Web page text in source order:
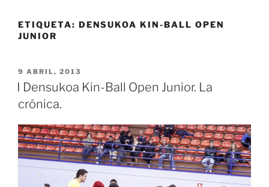
ETIQUETA: DENSUKOA KIN-BALL OPEN
JUNIOR
PUBLICADO
EL
9 ABRIL, 2013
I Densukoa Kin-Ball Open Junior. La
crónica.